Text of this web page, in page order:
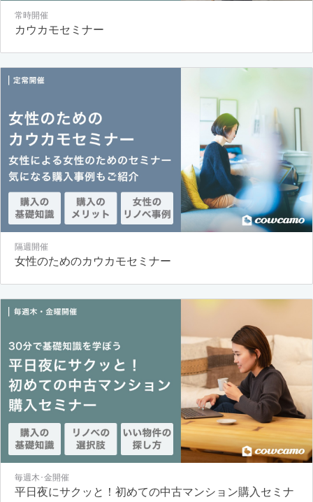
常時開催
カウカモセミナー
隔週開催
女性のためのカウカモセミナー
毎週木･金開催
平日夜にサクッと！初めての中古マンション購入セミナ